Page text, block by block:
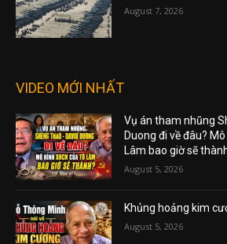
August 7, 2026
VIDEO MỚI NHẤT
Vụ án tham nhũng
Duong đi về đâu?
Lâm bao giờ sẽ
August 5, 2026
Khủng hoảng kim
August 5, 2026